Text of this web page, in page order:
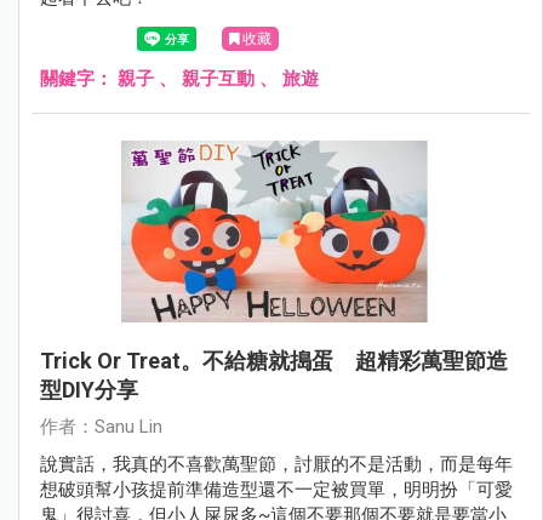
收藏
關鍵字： 親子 、 親子互動 、 旅遊
Trick Or Treat。不給糖就搗蛋 超精彩萬聖節造
型DIY分享
作者：Sanu Lin
說實話，我真的不喜歡萬聖節，討厭的不是活動，而是每年
想破頭幫小孩提前準備造型還不一定被買單，明明扮「可愛
鬼」很討喜，但小人屎尿多~這個不要那個不要就是要當小